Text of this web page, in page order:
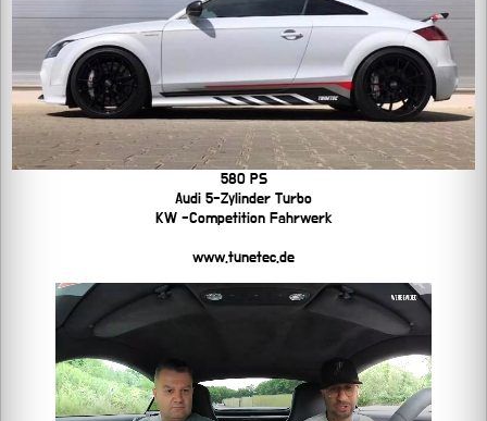
580 PS
Audi 5-Zylinder Turbo
KW -Competition Fahrwerk
www.tunetec.de